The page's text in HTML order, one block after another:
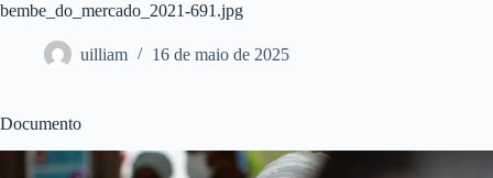
bembe_do_mercado_2021-691.jpg
uilliam 16 de maio de 2025
Documento